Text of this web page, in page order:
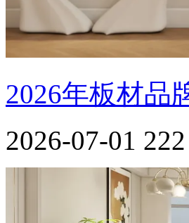
2026年板材品
2026-07-01 222